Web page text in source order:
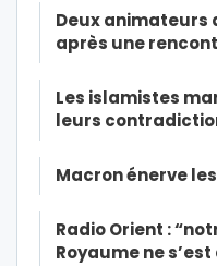
Deux animateurs
après une
Les islamistes
leurs
Macron énerve
Radio Orient :
Royaume ne